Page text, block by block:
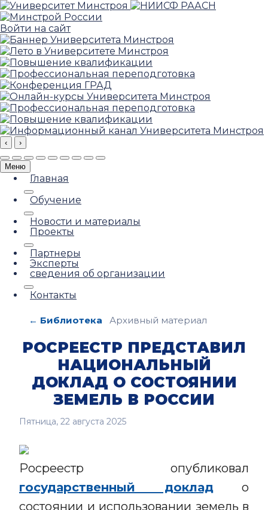
Войти на сайт
‹ ›
Меню
Главная
Обучение
Новости и материалы
Проекты
Партнеры
Эксперты
сведения об организации
Контакты
← Библиотека Архивный материал
РОСРЕЕСТР ПРЕДСТАВИЛ
НАЦИОНАЛЬНЫЙ
ДОКЛАД О СОСТОЯНИИ
ЗЕМЕЛЬ В РОССИИ
Пятница, 22 августа 2025
Росреестр опубликовал
государственный докладо
состоянии и использовании земель в